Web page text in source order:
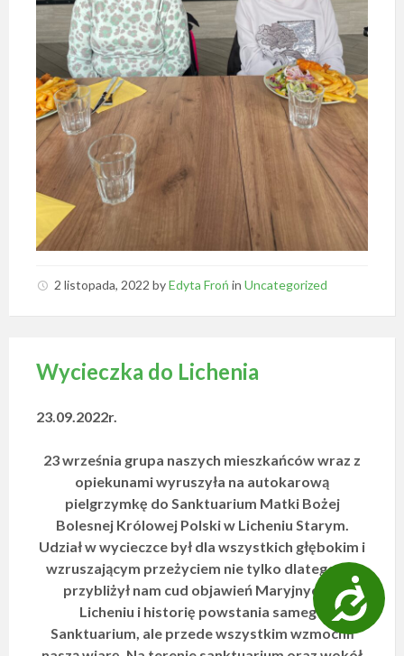
D
o
s
2 listopada, 2022 byEdyta Froń in Uncategorized
Wycieczka do Lichenia
23.09.2022r.
23 września grupa naszych mieszkańców wraz z
opiekunami wyruszyła na autokarową
pielgrzymkę do Sanktuarium Matki Bożej
Bolesnej Królowej Polski w Licheniu Starym.
Udział w wycieczce był dla wszystkich głębokim i
wzruszającym przeżyciem nie tylko dlatego, że
przybliżył nam cud objawień Maryjnych w
Licheniu i historię powstania samego
Sanktuarium, ale przede wszystkim wzmocnił